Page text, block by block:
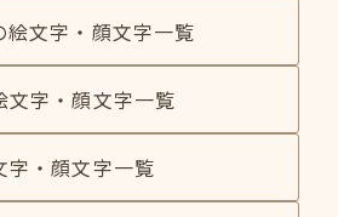
絵文字・顔文字一覧
文字・顔文字一覧
字・顔文字一覧